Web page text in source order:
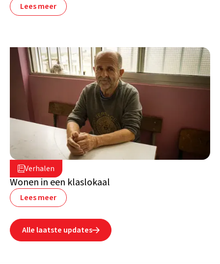
Lees meer
Verhalen
2 juli 2026
Libanon
Wonen in een klaslokaal
Lees meer
Alle laatste updates